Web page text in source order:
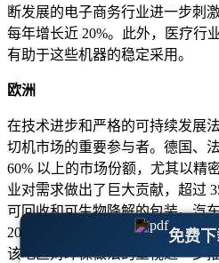
免费
断发展的电子商务行业进一步刺
每年增长近 20%。此外，医疗行
有助于这些机器的稳定采用。
欧洲
在技​​术进步和严格的可持续发展
切机市场的重要参与者。德国、
60% 以上的市场份额，尤其以精
业对需求做出了巨大贡献，超过
可回收和可生物降解的包装。汽
20% 的应用集中于切割电动和混
该地区对环保做法的重视进一步